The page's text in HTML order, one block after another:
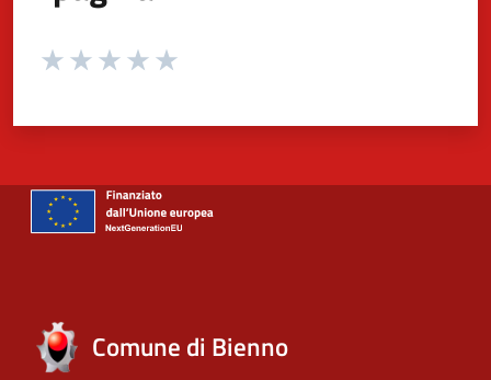
Valuta da 1 a 5 stelle la pagina
Comune di Bienno